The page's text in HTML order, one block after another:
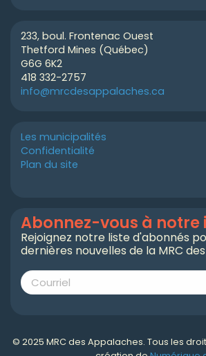
233, boul. Frontenac Ouest
Thetford Mines (Québec)
G6G 6K2
418 332-2757
info@mrcdesappalaches.ca
Les municipalités
Confidentialité
Plan du site
Abonnez-vous à
Rejoignez notre liste d'abonnés
dernières nouvelles de la MRC
© 2025 MRC des Appalaches. Tous les